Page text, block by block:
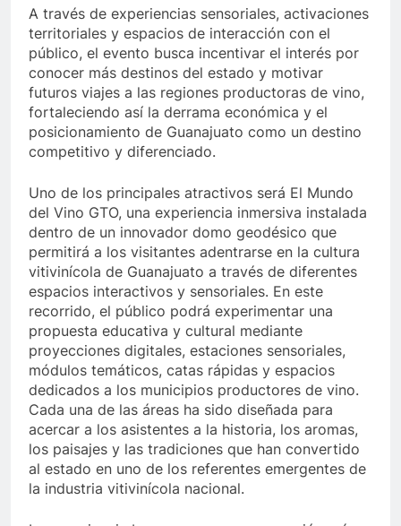
A través de experiencias sensoriales, activaciones
territoriales y espacios de interacción con el
público, el evento busca incentivar el interés por
conocer más destinos del estado y motivar
futuros viajes a las regiones productoras de vino,
fortaleciendo así la derrama económica y el
posicionamiento de Guanajuato como un destino
competitivo y diferenciado.
Uno de los principales atractivos será El Mundo
del Vino GTO, una experiencia inmersiva instalada
dentro de un innovador domo geodésico que
permitirá a los visitantes adentrarse en la cultura
vitivinícola de Guanajuato a través de diferentes
espacios interactivos y sensoriales. En este
recorrido, el público podrá experimentar una
propuesta educativa y cultural mediante
proyecciones digitales, estaciones sensoriales,
módulos temáticos, catas rápidas y espacios
dedicados a los municipios productores de vino.
Cada una de las áreas ha sido diseñada para
acercar a los asistentes a la historia, los aromas,
los paisajes y las tradiciones que han convertido
al estado en uno de los referentes emergentes de
la industria vitivinícola nacional.